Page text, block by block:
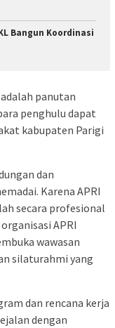
Bangun Koordinasi
panutan
penghulu dapat
kabupaten Parigi
dan
Karena APRI
secara profesional
APRI
wawasan
silaturahmi yang
dan rencana kerja
dengan